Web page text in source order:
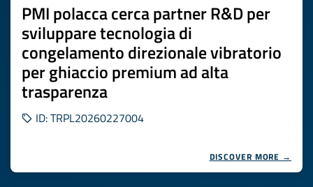
PMI polacca cerca partner R&D per
sviluppare tecnologia di
congelamento direzionale vibratorio
per ghiaccio premium ad alta
trasparenza
ID: TRPL20260227004
DISCOVER MORE →